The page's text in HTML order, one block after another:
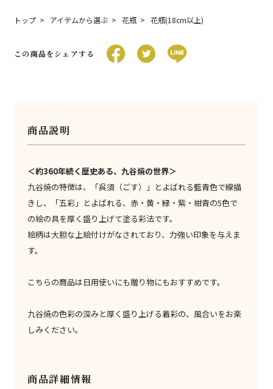
トップ アイテムから選ぶ 花瓶 花瓶(18cm以上)
この商品をシェアする
商品説明
＜約360年続く歴史ある、九谷焼の世界＞
九谷焼の特徴は、「呉須（ごす）」とよばれる藍青色で線描
きし、「五彩」とよばれる、赤・黄・緑・紫・紺青の5色で
の絵の具を厚く盛り上げて塗る彩法です。
絵柄は大胆な上絵付けがなされており、力強い印象を与えま
す。
こちらの商品は日用使いにも贈り物にもおすすめです。
九谷焼の色彩の深みと厚く盛り上げる着彩の、風合いをお楽
しみください。
商品詳細情報